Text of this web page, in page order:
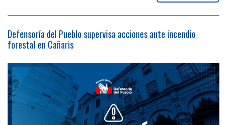
Defensoría del Pueblo supervisa acciones ante incendio
forestal en Cañaris